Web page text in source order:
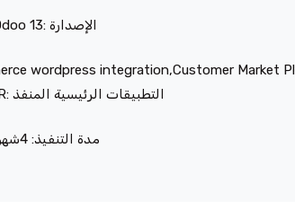
Odoo 13: الإصدارة
wordpress integration,Customer Market
: التطبيقات الرئيسية المنفذ
مدة التنفيذ: 4شهور